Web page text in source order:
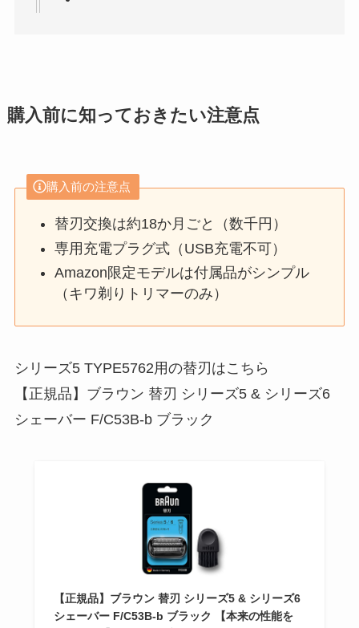
購入前に知っておきたい注意点
購入前の注意点
替刃交換は約18か月ごと（数千円）
専用充電プラグ式（USB充電不可）
Amazon限定モデルは付属品がシンプル
（キワ剃りトリマーのみ）
シリーズ5 TYPE5762用の替刃はこちら
【正規品】ブラウン 替刃 シリーズ5 & シリーズ6
シェーバー F/C53B-b ブラック
【正規品】ブラウン 替刃 シリーズ5 & シリーズ6
シェーバー F/C53B-b ブラック 【本来の性能を